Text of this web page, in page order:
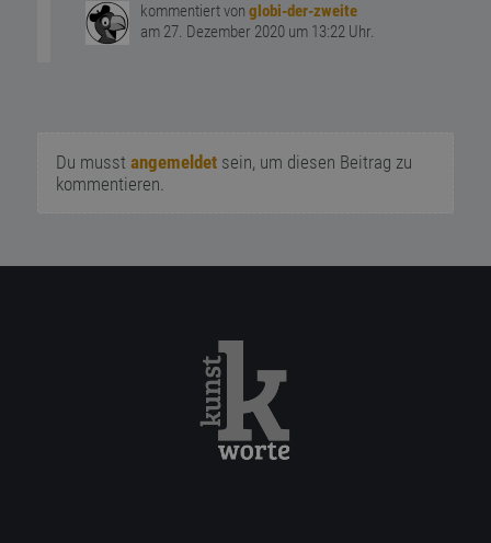
kommentiert von globi-der-zweite
am 27. Dezember 2020 um 13:22 Uhr.
Du musst angemeldetsein, um diesen Beitrag zu
kommentieren.